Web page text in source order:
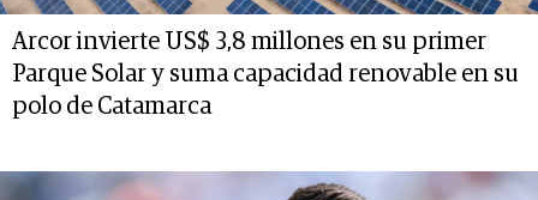
Arcor invierte US$ 3,8 millones en su primer
Parque Solar y suma capacidad renovable en su
polo de Catamarca